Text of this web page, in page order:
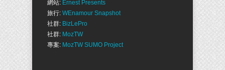
網站: Ernest Presents
旅行: WEnamour Snapshot
社群: BizLePro
社群: MozTW
專案: MozTW SUMO Project